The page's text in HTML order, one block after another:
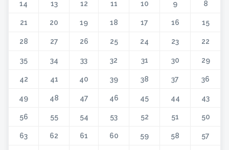
8
9
10
11
12
13
14
15
16
17
18
19
20
21
22
23
24
25
26
27
28
29
30
31
32
33
34
35
36
37
38
39
40
41
42
43
44
45
46
47
48
49
50
51
52
53
54
55
56
57
58
59
60
61
62
63